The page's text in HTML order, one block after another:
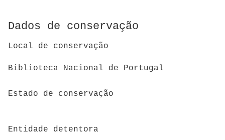
Dados de conservação
Local de conservação
Biblioteca Nacional de Portugal
Estado de conservação
Entidade detentora